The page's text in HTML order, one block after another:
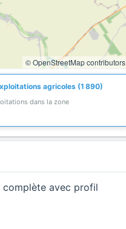
© OpenStreetMap contributors
agricoles (1 890)
dans la zone
complète avec profil